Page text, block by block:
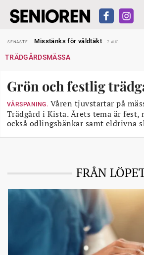
SENASTE
Misstänks för våldtäkt
7 AUG
SENASTE
Kravet: Nu måste 65-årsgränsen bort
SENASTE
Hyror rusar ifrån äldres
SENASTE
Liten höjning av garantipensionen
SENASTE
Misstänks för våldtäkt
TRÄDGÅRDSMÄSSA
Grön och festlig
VÅRSPANING. Våren tjuvstartar på
Trädgård i Kista. Årets tema är fest,
också odlingsbänkar samt eldrivna
FRÅN